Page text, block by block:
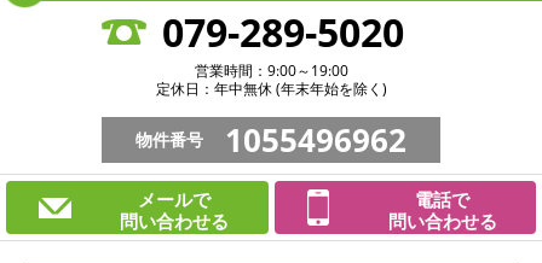
079-289-5020
営業時間：9:00～19:00
定休日：年中無休 (年末年始を除く)
物件番号 1055496962
メールで
問い合わせる
電話で
問い合わせる